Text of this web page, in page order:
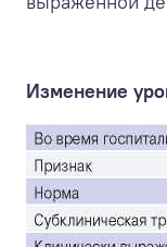
Изменение